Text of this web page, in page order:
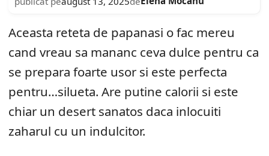
Aceasta reteta de papanasi o fac mereu
cand vreau sa mananc ceva dulce pentru ca
se prepara foarte usor si este perfecta
pentru…silueta. Are putine calorii si este
chiar un desert sanatos daca inlocuiti
zaharul cu un indulcitor.